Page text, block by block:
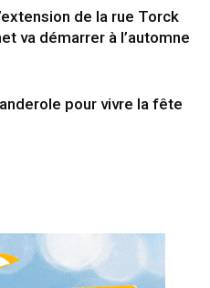
de la rue Torck
va démarrer à l’automne
pour vivre la fête